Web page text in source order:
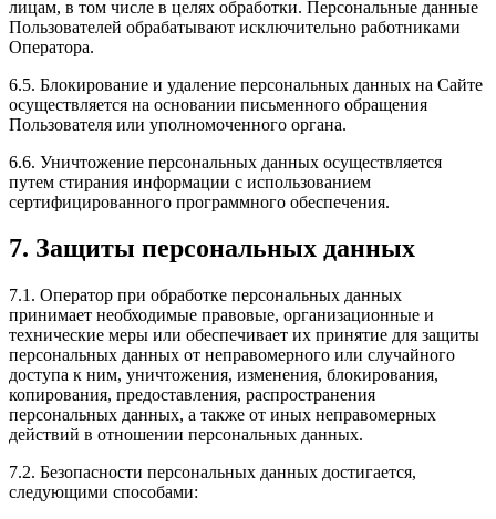
лицам, в том числе в целях обработки. Персональные данные
Пользователей обрабатывают исключительно работниками
Оператора.
6.5. Блокирование и удаление персональных данных на Сайте
осуществляется на основании письменного обращения
Пользователя или уполномоченного органа.
6.6. Уничтожение персональных данных осуществляется
путем стирания информации с использованием
сертифицированного программного обеспечения.
7. Защиты персональных данных
7.1. Оператор при обработке персональных данных
принимает необходимые правовые, организационные и
технические меры или обеспечивает их принятие для защиты
персональных данных от неправомерного или случайного
доступа к ним, уничтожения, изменения, блокирования,
копирования, предоставления, распространения
персональных данных, а также от иных неправомерных
действий в отношении персональных данных.
7.2. Безопасности персональных данных достигается,
следующими способами: